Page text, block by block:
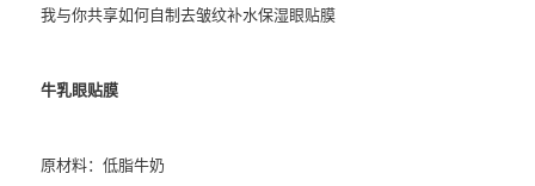
我与你共享如何自制去皱纹补水保湿眼贴膜
牛乳眼贴膜
原材料：低脂牛奶